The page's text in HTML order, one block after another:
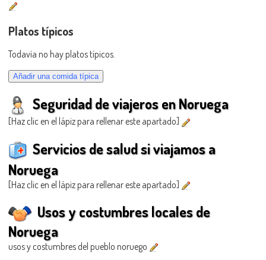
Platos típicos
Todavía no hay platos típicos.
Seguridad de viajeros en Noruega
[Haz clic en el lápiz para rellenar este apartado]
Servicios de salud si viajamos a
Noruega
[Haz clic en el lápiz para rellenar este apartado]
Usos y costumbres locales de
Noruega
usos y costumbres del pueblo noruego